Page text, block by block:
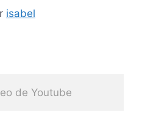
isabel
de Youtube